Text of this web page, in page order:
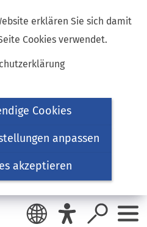
erklären Sie sich damit
Cookies verwendet.
Cookies
anpassen
akzeptieren